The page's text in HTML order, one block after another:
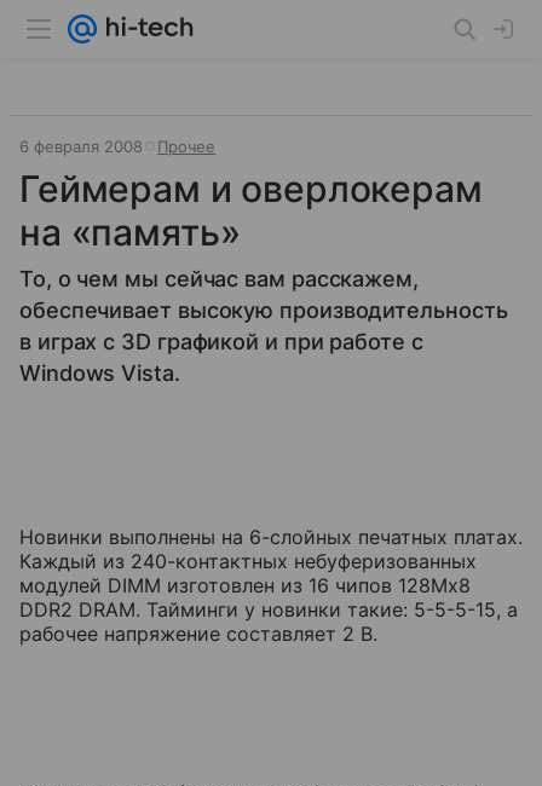
6 февраля 2008 Прочее
Геймерам и оверлокерам
на «память»
То, о чем мы сейчас вам расскажем,
обеспечивает высокую производительность
в играх с 3D графикой и при работе с
Windows Vista.
Новинки выполнены на 6-слойных печатных платах.
Каждый из 240-контактных небуферизованных
модулей DIMM изготовлен из 16 чипов 128Mx8
DDR2 DRAM. Тайминги у новинки такие: 5-5-5-15, а
рабочее напряжение составляет 2 В.